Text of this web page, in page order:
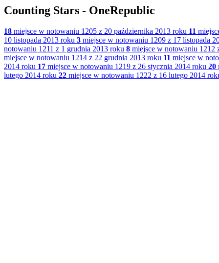
Counting Stars - OneRepublic
18 miejsce w notowaniu 1205 z 20 października 2013 roku 11
10 listopada 2013 roku 3 miejsce w notowaniu 1209 z 17 listopada
notowaniu 1211 z 1 grudnia 2013 roku 8 miejsce w notowaniu 1212
miejsce w notowaniu 1214 z 22 grudnia 2013 roku 11 miejsce w
2014 roku 17 miejsce w notowaniu 1219 z 26 stycznia 2014 roku 20
lutego 2014 roku 22 miejsce w notowaniu 1222 z 16 lutego 2014